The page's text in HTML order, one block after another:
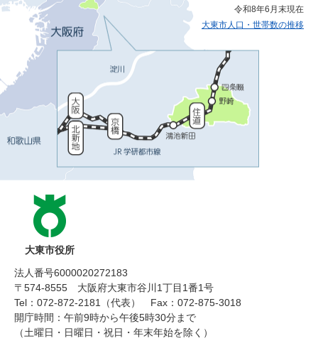
令和8年6月末現在
大東市人口・世帯数の推移
大東市役所
法人番号6000020272183
〒574-8555 大阪府大東市谷川1丁目1番1号
Tel：072-872-2181（代表）
Fax：072-875-3018
開庁時間：午前9時から午後5時30分まで
（土曜日・日曜日・祝日・年末年始を除く）